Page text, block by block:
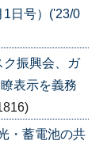
1日号）('23/0
振興会、ガ
表示を義務
・蓄電池の共